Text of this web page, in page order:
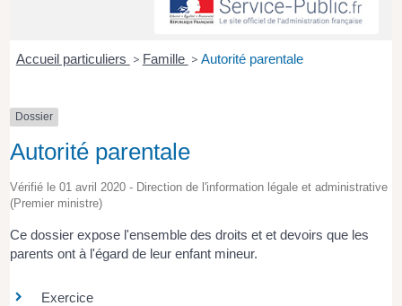
Accueil particuliers > Famille > Autorité parentale
Dossier
Autorité parentale
Vérifié le 01 avril 2020 - Direction de l'information légale et administrative
(Premier ministre)
Ce dossier expose l'ensemble des droits et et devoirs que les
parents ont à l'égard de leur enfant mineur.
Exercice